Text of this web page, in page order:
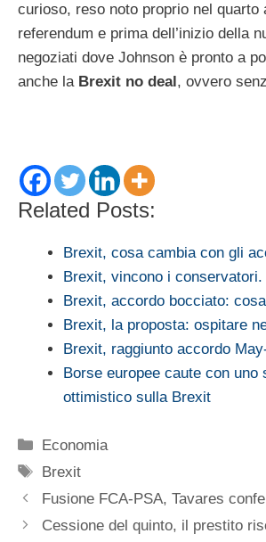
curioso, reso noto proprio nel quarto
referendum e prima dell’inizio della
negoziati dove Johnson è pronto a
anche laBrexit no deal , ovvero
Related Posts:
Brexit, cosa cambia con gli
Brexit, vincono i
Brexit, accordo bocciato:
Brexit, la proposta: ospitare
Brexit, raggiunto accordo
Borse europee caute con uno
ottimistico sulla Brexit
Categorie
Economia
Tag
Brexit
Fusione FCA-PSA, Tavares
Cessione del quinto, il prestito